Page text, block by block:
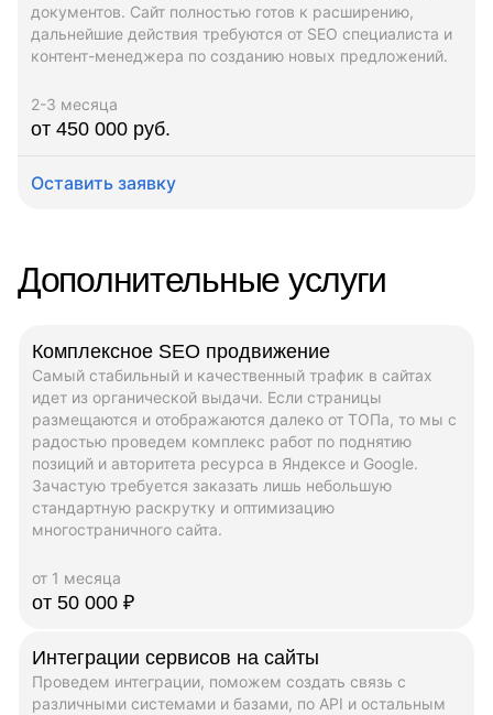
документов. Сайт полностью готов к расширению,
дальнейшие действия требуются от SEO специалиста и
контент-менеджера по созданию новых предложений.
2-3 месяца
от 450 000 руб.
Оставить заявку
Дополнительные услуги
Комплексное SEO продвижение
Самый стабильный и качественный трафик в сайтах
идет из органической выдачи. Если страницы
размещаются и отображаются далеко от ТОПа, то мы с
радостью проведем комплекс работ по поднятию
позиций и авторитета ресурса в Яндексе и Google.
Зачастую требуется заказать лишь небольшую
стандартную раскрутку и оптимизацию
многостраничного сайта.
от 1 месяца
от 50 000 ₽
Интеграции сервисов на сайты
Проведем интеграции, поможем создать связь с
различными системами и базами, по API и остальным